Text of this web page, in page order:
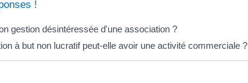
!
gestion désintéressée d'une association ?
à but non lucratif peut-elle avoir une activité commerciale ?